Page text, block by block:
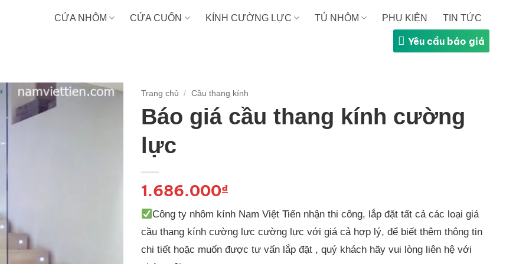
CỬA NHÔM CỬA CUỐN KÍNH CƯỜNG LỰC TỦ NHÔM PHỤ KIỆN TIN TỨC
Yêu cầu báo giá
Trang chủ / Cầu thang kính
Báo giá cầu thang kính cường
lực
1.686.000₫
Công ty nhôm kính Nam Việt Tiến nhận thi công, lắp đặt tất cả các loại giá
cầu thang kính cường lực cường lực với giá cả hợp lý, để biết thêm thông tin
chi tiết hoặc muốn được tư vấn lắp đặt , quý khách hãy vui lòng liên hệ với